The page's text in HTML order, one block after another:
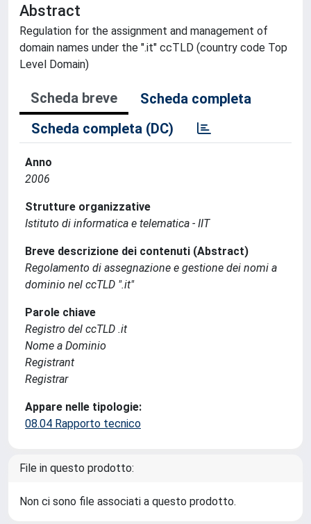
Abstract
Regulation for the assignment and management of
domain names under the ".it" ccTLD (country code Top
Level Domain)
Scheda breve
Scheda completa
Scheda completa (DC)
Anno
2006
Strutture organizzative
Istituto di informatica e telematica - IIT
Breve descrizione dei contenuti (Abstract)
Regolamento di assegnazione e gestione dei nomi a
dominio nel ccTLD ".it"
Parole chiave
Registro del ccTLD .it
Nome a Dominio
Registrant
Registrar
Appare nelle tipologie:
08.04 Rapporto tecnico
File in questo prodotto:
Non ci sono file associati a questo prodotto.